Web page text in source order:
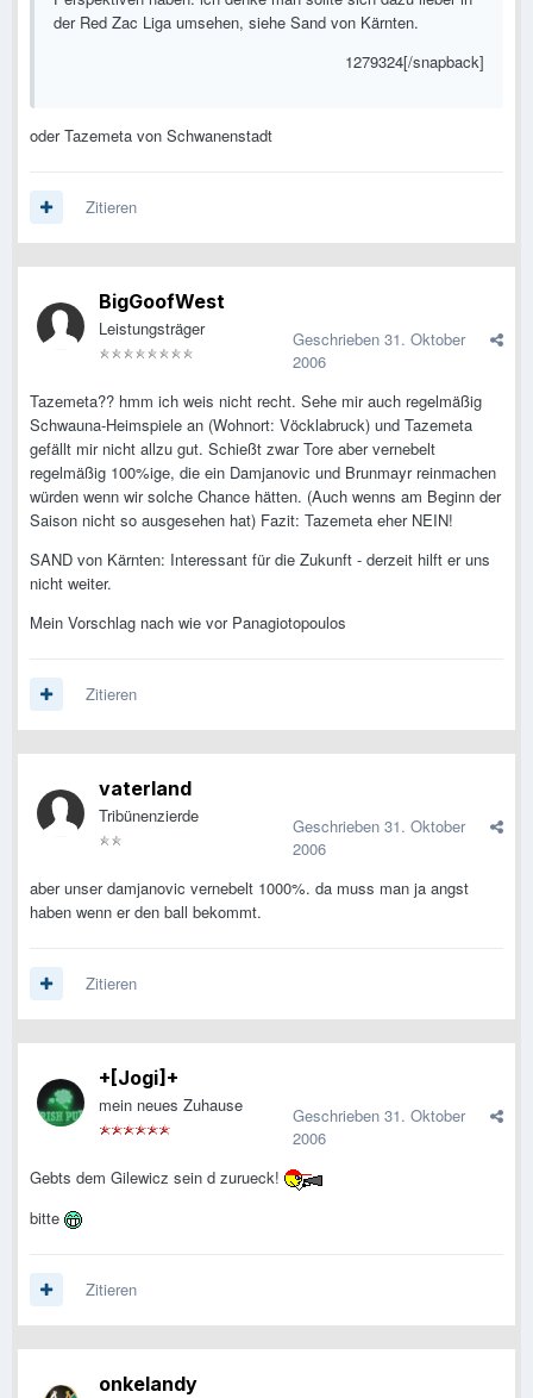
der Red Zac Liga umsehen, siehe Sand von Kärnten.
1279324[/snapback]
oder Tazemeta von Schwanenstadt
Zitieren
BigGoofWest
Leistungsträger Geschrieben 31. Oktober
2006
Tazemeta?? hmm ich weis nicht recht. Sehe mir auch regelmäßig
Schwauna-Heimspiele an (Wohnort: Vöcklabruck) und Tazemeta
gefällt mir nicht allzu gut. Schießt zwar Tore aber vernebelt
regelmäßig 100%ige, die ein Damjanovic und Brunmayr reinmachen
würden wenn wir solche Chance hätten. (Auch wenns am Beginn der
Saison nicht so ausgesehen hat) Fazit: Tazemeta eher NEIN!
SAND von Kärnten: Interessant für die Zukunft - derzeit hilft er uns
nicht weiter.
Mein Vorschlag nach wie vor Panagiotopoulos
Zitieren
vaterland
Tribünenzierde Geschrieben 31. Oktober
2006
aber unser damjanovic vernebelt 1000%. da muss man ja angst
haben wenn er den ball bekommt.
Zitieren
+[Jogi]+
mein neues Zuhause Geschrieben 31. Oktober
2006
Gebts dem Gilewicz sein d zurueck!
bitte
Zitieren
onkelandy